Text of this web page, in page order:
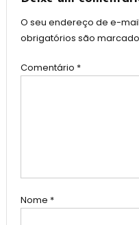
O seu endereço de e-
obrigatórios são
Comentário *
Nome *